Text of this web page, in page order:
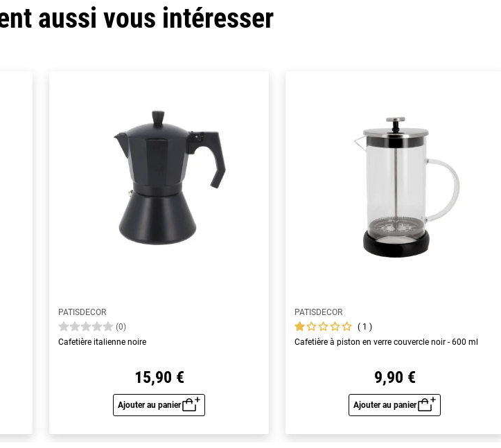
aussi vous intéresser
PATISDECOR
(0)
Cafetière italienne noire
15,90 €
Ajouter au panier
Aperçu rapide
PATISDECOR
1
Cafetière à piston en verre couvercle noir - 600 ml
9,90 €
Ajouter au panier
Aperçu rapide